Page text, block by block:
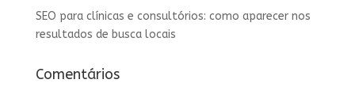
SEO para clínicas e consultórios: como aparecer nos
resultados de busca locais
Comentários